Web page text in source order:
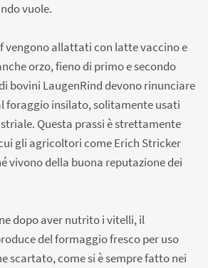
vuole.
vengono allattati con latte vaccino e
orzo, fieno di primo e secondo
bovini LaugenRind devono rinunciare
foraggio insilato, solitamente usati
Questa prassi è strettamente
gli agricoltori come Erich Stricker
vivono della buona reputazione dei
dopo aver nutrito i vitelli, il
del formaggio fresco per uso
scartato, come si è sempre fatto nei